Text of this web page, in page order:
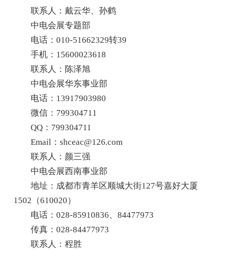
联系人：戴云华、孙鹤
中电会展专题部
电话：010-51662329转39
手机：15600023618
联系人：陈泽旭
中电会展华东事业部
电话：13917903980
微信：799304711
QQ：799304711
Email：shceac@126.com
联系人：颜三强
中电会展西南事业部
地址：成都市青羊区顺城大街127号嘉好大厦
1502（610020）
电话：028-85910836、84477973
传真：028-84477973
联系人：程胜